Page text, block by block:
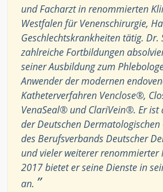
und Facharzt in renommierten
Westfalen für Venenschirurgie,
Geschlechtskrankheiten tätig.
zahlreiche Fortbildungen
seiner Ausbildung zum
Anwender der modernen
Katheterverfahren Venclose®,
VenaSeal® und ClariVein®. Er
der Deutschen Dermatologischen
des Berufsverbands Deutscher
und vieler weiterer renommierter
2017 bietet er seine Dienste in
an. ”